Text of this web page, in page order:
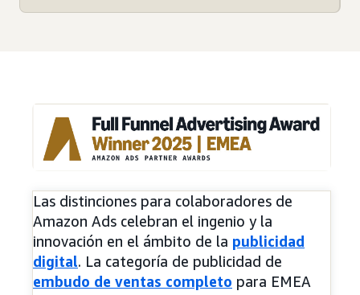
Las distinciones para colaboradores de
Amazon Ads celebran el ingenio y la
innovación en el ámbito de la publicidad
digital. La categoría de publicidad de
embudo de ventas completo para EMEA